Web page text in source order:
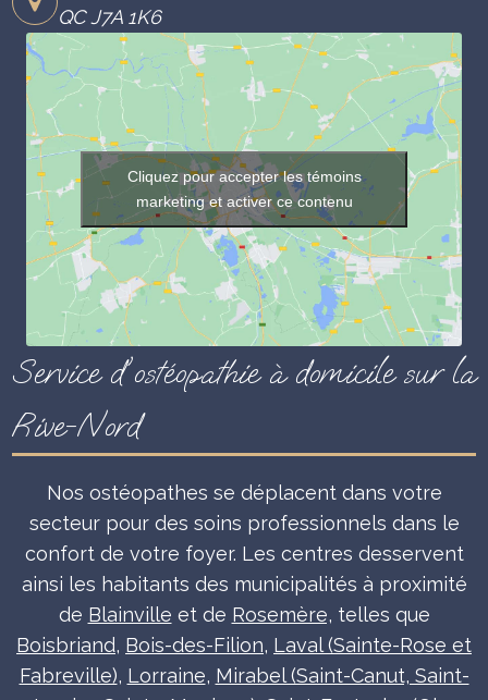
QC J7A 1K6
Cliquez pour accepter les témoins
marketing et activer ce contenu
Service d'ostéopathie à domicile sur la
Rive-Nord
Nos ostéopathes se déplacent dans votre
secteur pour des soins professionnels dans le
confort de votre foyer. Les centres desservent
ainsi les habitants des municipalités à proximité
de Blainville et de Rosemère, telles que
Boisbriand, Bois-des-Filion, Laval (Sainte-Rose et
Fabreville), Lorraine, Mirabel (Saint-Canut, Saint-